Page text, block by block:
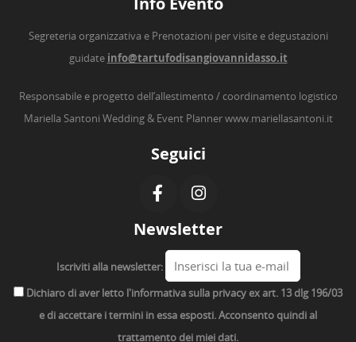
Segreteria organizzativa e Prenotazioni per visite e degustazioni
guidate info@tartufodisangiovannidasso.it
Responsabile e progetto dell’allestimento / coordinamento logistico
Mariella Santoni Wedding & Event Plannerwww.mariellasantoni.it
Seguici
Newsletter
Iscriviti alla newsletter:
Dichiaro di aver letto l'informativa sulla privacy ex art. 13 dlg 196/03
e di accettare i termini in essa esposti. Acconsento quindi al
trattamento dei miei dati.